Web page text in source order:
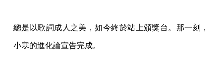
總是以歌詞成人之美，如今終於站上頒獎台。那一刻，
小寒的進化論宣告完成。